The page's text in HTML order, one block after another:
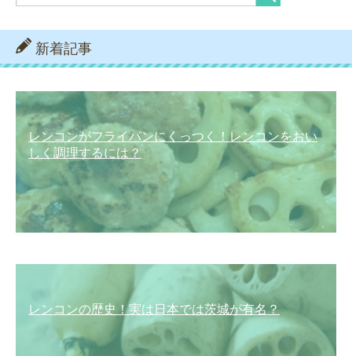
新着記事
レンコンがフライパンにくっつく！レンコンをおい
しく調理するには？
レンコンの歴史！実は日本では茨城が有名？